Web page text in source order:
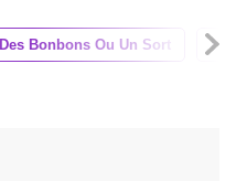
Des Bonbons Ou Un Sort